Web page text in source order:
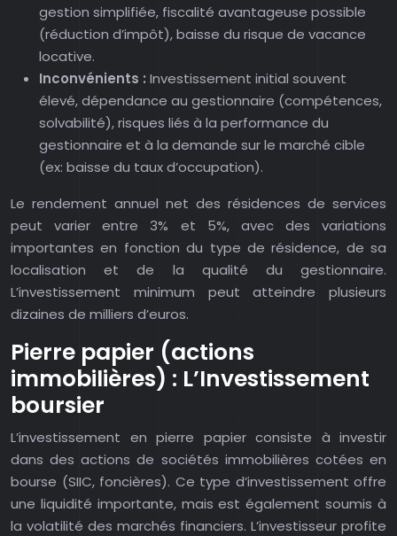
gestion simplifiée, fiscalité avantageuse possible
(réduction d’impôt), baisse du risque de vacance
locative.
Inconvénients : Investissement initial souvent
élevé, dépendance au gestionnaire (compétences,
solvabilité), risques liés à la performance du
gestionnaire et à la demande sur le marché cible
(ex: baisse du taux d’occupation).
Le rendement annuel net des résidences de services
peut varier entre 3% et 5%, avec des variations
importantes en fonction du type de résidence, de sa
localisation et de la qualité du gestionnaire.
L’investissement minimum peut atteindre plusieurs
dizaines de milliers d’euros.
Pierre papier (actions
immobilières) : L’Investissement
boursier
L’investissement en pierre papier consiste à investir
dans des actions de sociétés immobilières cotées en
bourse (SIIC, foncières). Ce type d’investissement offre
une liquidité importante, mais est également soumis à
la volatilité des marchés financiers. L’investisseur profite